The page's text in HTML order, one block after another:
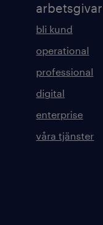
bli kund
operational
professional
digital
enterprise
våra tjänster